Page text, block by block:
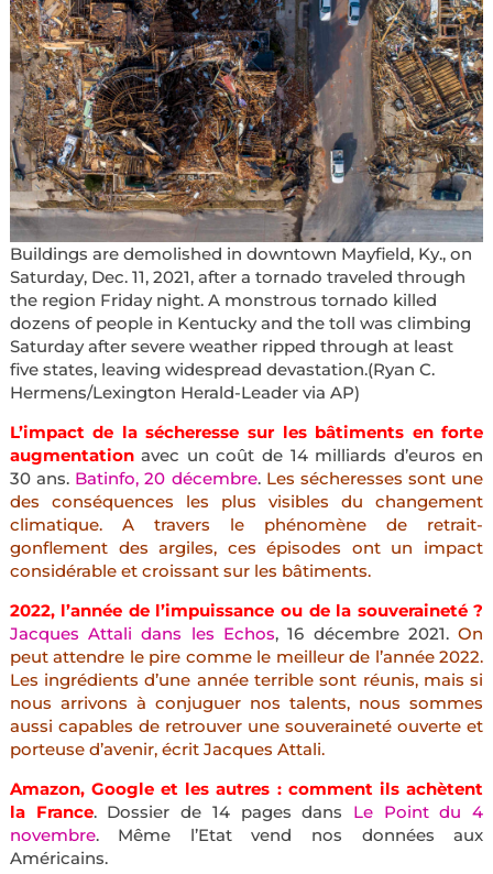
Buildings are demolished in downtown Mayfield, Ky., on
Saturday, Dec. 11, 2021, after a tornado traveled through
the region Friday night. A monstrous tornado killed
dozens of people in Kentucky and the toll was climbing
Saturday after severe weather ripped through at least
five states, leaving widespread devastation.(Ryan C.
Hermens/Lexington Herald-Leader via AP)
L’impact de la sécheresse sur les bâtiments en forte
augmentationavec un coût de 14 milliards d’euros en
30 ans. Batinfo, 20 décembre. Les sécheresses sont une
des conséquences les plus visibles du changement
climatique. A travers le phénomène de retrait-
gonflement des argiles, ces épisodes ont un impact
considérable et croissant sur les bâtiments.
2022, l’année de l’impuissance ou de la souveraineté ?
Jacques Attali dans les Echos, 16 décembre 2021.On
peut attendre le pire comme le meilleur de l’année 2022.
Les ingrédients d’une année terrible sont réunis, mais si
nous arrivons à conjuguer nos talents, nous sommes
aussi capables de retrouver une souveraineté ouverte et
porteuse d’avenir, écrit Jacques Attali.
Amazon, Google et les autres : comment ils achètent
la France. Dossier de 14 pages dans Le Point du 4
novembre. Même l’Etat vend nos données aux
Américains.